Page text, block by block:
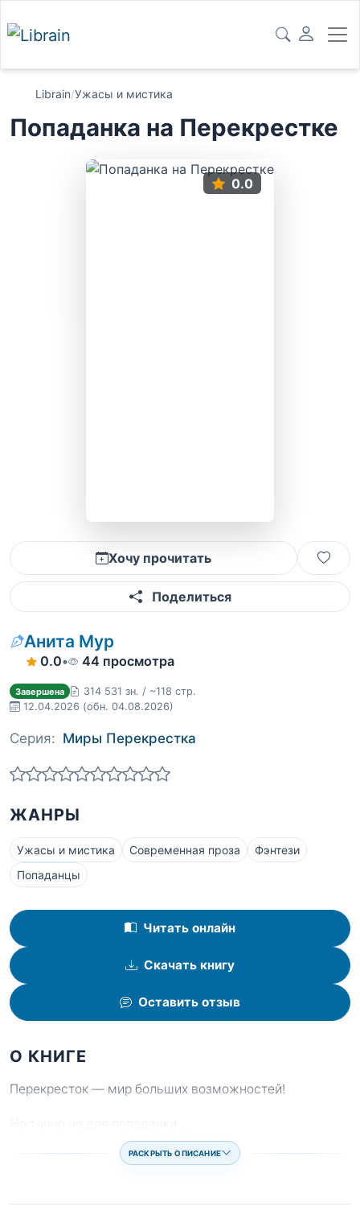
Librain/Ужасы и мистика
Попаданка на Перекрестке
0.0
Хочу прочитать
Поделиться
Анита Мур
0.0• 44 просмотра
Завершена
314 531 зн. / ~118 стр.
12.04.2026 (обн. 04.08.2026)
Серия: Миры Перекрестка
ЖАНРЫ
Ужасы и мистика Современная проза
Фэнтези
Попаданцы
Читать онлайн
Скачать книгу
Оставить отзыв
О КНИГЕ
Перекресток — мир больших возможностей!
РАСКРЫТЬ ОПИСАНИЕ